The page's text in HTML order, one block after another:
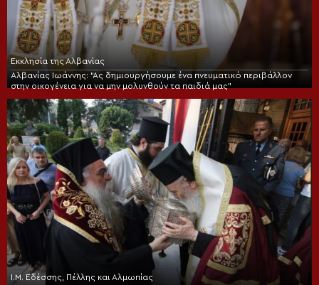
Εκκλησία της Αλβανίας
Αλβανίας Ιωάννης: “Ας δημιουργήσουμε ένα πνευματικό περιβάλλον
στην οικογένεια για να μην μολυνθούν τα παιδιά μας”
Ι.Μ. Εδέσσης, Πέλλης και Αλμωπίας